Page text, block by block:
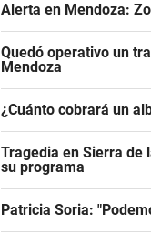
Alerta en Mendoza:
Quedó operativo un
Mendoza
¿Cuánto cobrará un
Tragedia en Sierra de
su programa
Patricia Soria: